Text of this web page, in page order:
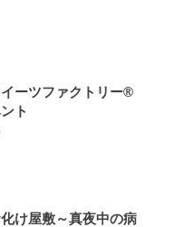
イーツファクトリー®
ト
け屋敷～真夜中の病